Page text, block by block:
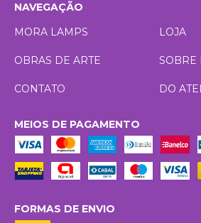
NAVEGAÇÃO
MORA LAMPS
LOJA
OBRAS DE ARTE SOBRE
CONTATO DO
MEIOS DE PAGAMENTO
FORMAS DE ENVIO